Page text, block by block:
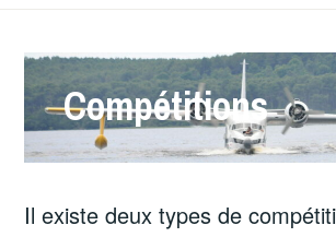
Compétitions
Il existe deux types de